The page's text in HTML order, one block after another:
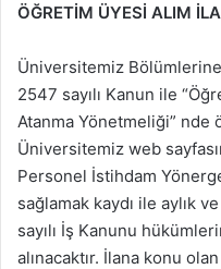
ÖĞRETİM ÜYESİ ALIM
Üniversitemiz
2547 sayılı Kanun ile
Atanma Yönetmeliği”
Üniversitemiz web
Personel İstihdam
sağlamak kaydı ile aylık
sayılı İş Kanunu
alınacaktır. İlana konu